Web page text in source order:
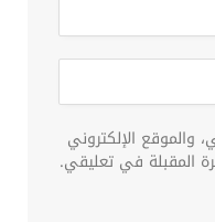
والموقع الإلكتروني
المقبلة في تعليقي.